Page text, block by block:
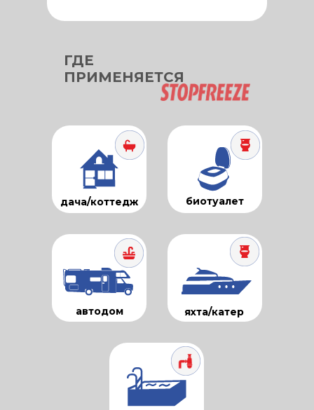
ГДЕ
ПРИМЕНЯЕТСЯ
дача/коттедж биотуалет
автодом яхта/катер